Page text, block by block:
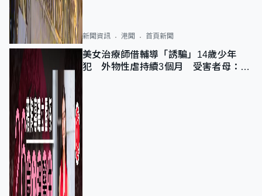
新聞資訊 港聞 首頁新聞
美女治療師借輔導「誘騙」14歲少年
犯 外物性虐持續3個月 受害者母：要